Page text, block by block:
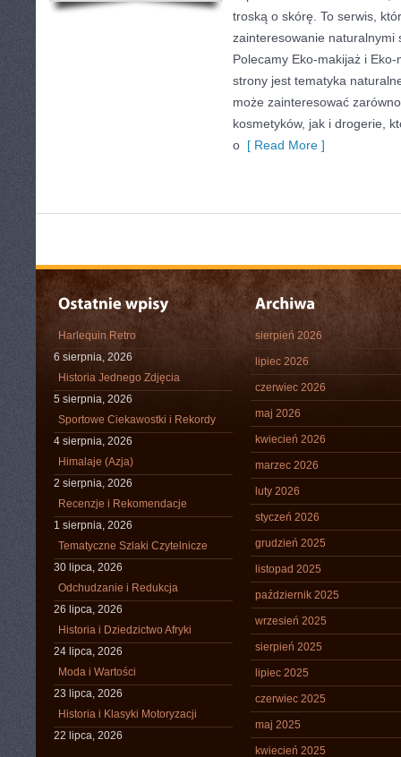
troską o skórę. To serwis,
zainteresowanie naturalnymi
Polecamy Eko-makijaż i
strony jest tematyka
może zainteresować
kosmetyków, jak i drogerie,
o [ Read More ]
Harlequin Retro
6 sierpnia, 2026
Historia Jednego Zdjęcia
5 sierpnia, 2026
Sportowe Ciekawostki i Rekordy
4 sierpnia, 2026
Himalaje (Azja)
2 sierpnia, 2026
Recenzje i Rekomendacje
1 sierpnia, 2026
Tematyczne Szlaki Czytelnicze
30 lipca, 2026
Odchudzanie i Redukcja
26 lipca, 2026
Historia i Dziedzictwo Afryki
24 lipca, 2026
Moda i Wartości
23 lipca, 2026
Historia i Klasyki Motoryzacji
22 lipca, 2026
sierpień 2026
lipiec 2026
czerwiec 2026
maj 2026
kwiecień 2026
marzec 2026
luty 2026
styczeń 2026
grudzień 2025
listopad 2025
październik 2025
wrzesień 2025
sierpień 2025
lipiec 2025
czerwiec 2025
maj 2025
kwiecień 2025